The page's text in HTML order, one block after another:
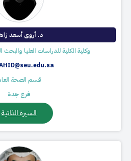
د. أروى أسعد
وكلية الكلية للدراسات العليا
قسم الصحة
فرع جدة
السيرة الذاتية